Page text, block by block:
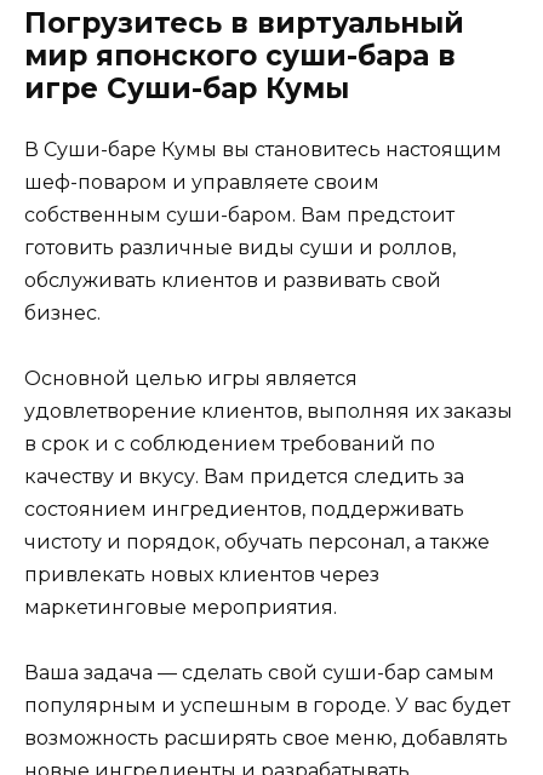
Погрузитесь в виртуальный
мир японского суши-бара в
игре Суши-бар Кумы
В Суши-баре Кумы вы становитесь настоящим
шеф-поваром и управляете своим
собственным суши-баром. Вам предстоит
готовить различные виды суши и роллов,
обслуживать клиентов и развивать свой
бизнес.
Основной целью игры является
удовлетворение клиентов, выполняя их заказы
в срок и с соблюдением требований по
качеству и вкусу. Вам придется следить за
состоянием ингредиентов, поддерживать
чистоту и порядок, обучать персонал, а также
привлекать новых клиентов через
маркетинговые мероприятия.
Ваша задача — сделать свой суши-бар самым
популярным и успешным в городе. У вас будет
возможность расширять свое меню, добавлять